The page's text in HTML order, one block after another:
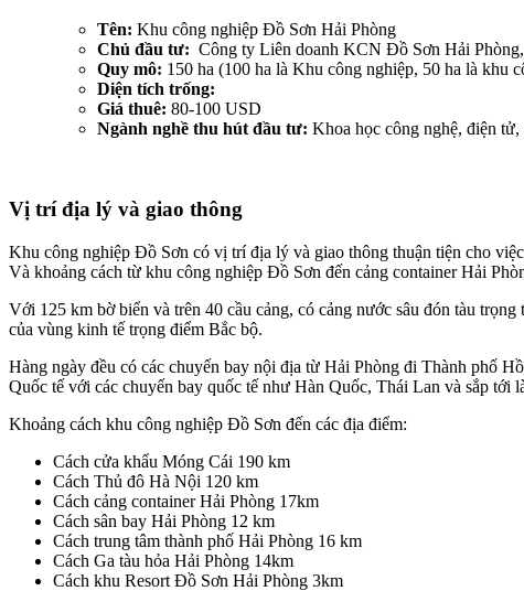
Tên: Khu công nghiệp Đồ Sơn Hải Phòng
Chủ đầu tư: Công ty Liên doanh KCN Đồ Sơn Hải
Quy mô: 150 ha (100 ha là Khu công nghiệp, 50 ha là khu
Diện tích trống:
Giá thuê: 80-100 USD
Ngành nghề thu hút đầu tư: Khoa học công nghệ, điện
Vị trí địa lý và giao thông
Khu công nghiệp Đồ Sơn có vị trí địa lý và giao thông thuận tiện cho
Và khoảng cách từ khu công nghiệp Đồ Sơn đến cảng container Hải
Với 125 km bờ biển và trên 40 cầu cảng, có cảng nước sâu đón tàu
của vùng kinh tế trọng điểm Bắc bộ.
Hàng ngày đều có các chuyến bay nội địa từ Hải Phòng đi Thành phố
Quốc tế với các chuyến bay quốc tế như Hàn Quốc, Thái Lan và sắp
Khoảng cách khu công nghiệp Đồ Sơn đến các địa điểm:
Cách cửa khẩu Móng Cái 190 km
Cách Thủ đô Hà Nội 120 km
Cách cảng container Hải Phòng 17km
Cách sân bay Hải Phòng 12 km
Cách trung tâm thành phố Hải Phòng 16 km
Cách Ga tàu hỏa Hải Phòng 14km
Cách khu Resort Đồ Sơn Hải Phòng 3km